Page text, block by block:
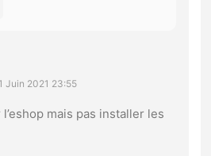
Juin 2021 23:55
mais pas installer les